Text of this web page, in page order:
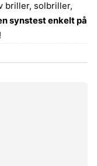
briller, solbriller,
synstest enkelt på